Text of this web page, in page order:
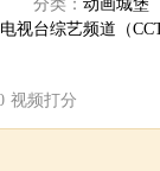
分类： 动画城堡
视台综艺频道（
视频打分